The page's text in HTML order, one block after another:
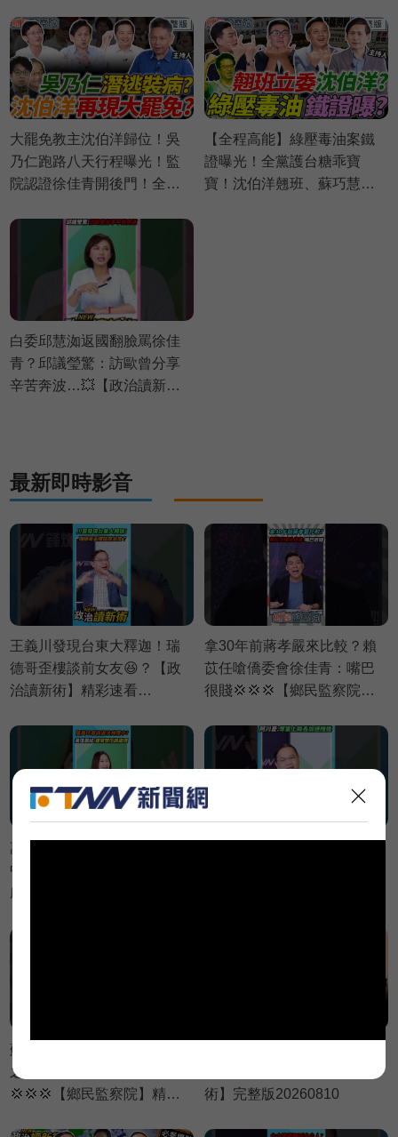
新術】必看爆點⚡20260803
絲嗜血出征｜Grace 王瑞德
王義川 黃瓊慧【政治讀新
術】完整版20260806
大罷免教主沈伯洋歸位！吳
乃仁跑路八天行程曝光！監
院認證徐佳青開後門！全黨
｜謝寒冰 葉元之 羅旺哲 侯漢
廷【鄉民監察院】完整版
20260805
【全程高能】綠壓毒油案鐵
證曝光！全黨護台糖乖寶
寶！沈伯洋翹班、蘇巧慧不
白委邱慧洳返國翻臉罵徐佳
青？邱議瑩驚：訪歐曾分享
辛苦奔波…💥【政治讀新
最新即時影音
王義川發現台東大釋迦！瑞
德哥歪樓談前女友😆？【政
治讀新術】精彩速看
拿30年前蔣孝嚴來比較？賴
苡任嗆僑委會徐佳青：嘴巴
很賤💢💢💢【鄉民監察院】
萬美玲家族建案違法神隱
中？黃瓊慧批：建商想低調
處理💥【政治讀新術】精彩
蘇巧慧翹班說謊請假？葉元
之怒：照你標準該辭立委
💢💢💢【鄉民監察院】精彩
術】完整版20260810